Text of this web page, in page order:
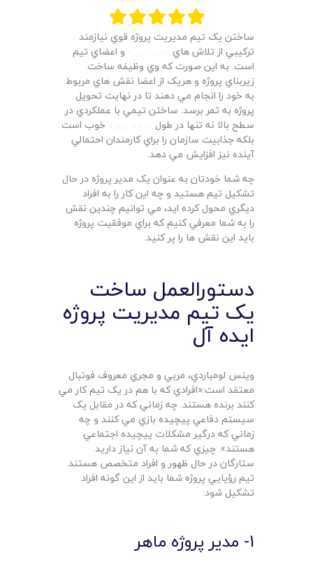
ساختن يک تيم مديريت پروژه قوي نيازمند
ترکيبي از تلاش هاي
و اعضاي تيم
است. به اين صورت که وي وظيفه ساخت
زيربناي پروژه و هريک از اعضا نقش هاي مربوط
به خود را انجام مي دهند تا در نهايت تحويل
پروژه به ثمر برسد. ساختن تيمي با عملکردي در
سطح بالا نه تنها در طول
خوب است
بلکه جذابيت سازمان را براي کارمندان احتمالي
آينده نيز افزايش مي دهد.
چه شما خودتان به عنوان يک مدير پروژه در حال
تشکيل تيم هستيد و چه اين کار را به افراد
ديگري محول کرده ايد، مي توانيم چندين نقش
را به شما معرفي کنيم که براي موفقيت پروژه
بايد اين نقش ها را پر کنيد.
دستورالعمل ساخت
يک تيم مديريت پروژه
ايده آل
وينس لومباردي، مربي و مجري معروف فوتبال
معتقد است:«افرادي که با هم در يک تيم کار مي
کنند برنده هستند. چه زماني که در مقابل يک
سيستم دفاعي پيچيده بازي مي کنند و چه
زماني که درگير مشکلات پيچيده اجتماعي
هستند». چيزي که شما به آن نياز داريد
ستارگان در حال ظهور و افراد متخصص هستند.
تيم رؤيايي پروژه شما بايد از اين گونه افراد
تشکيل شود:
1- مدير پروژه ماهر